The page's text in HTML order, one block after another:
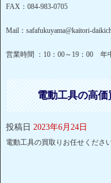
FAX：084-983-0705
Mail：safafukuyama@kaitori-
営業時間 ：10：00～19：00 年
電動工具の高
投稿日 2023年6月24日
電動工具の買取りお任せくださ